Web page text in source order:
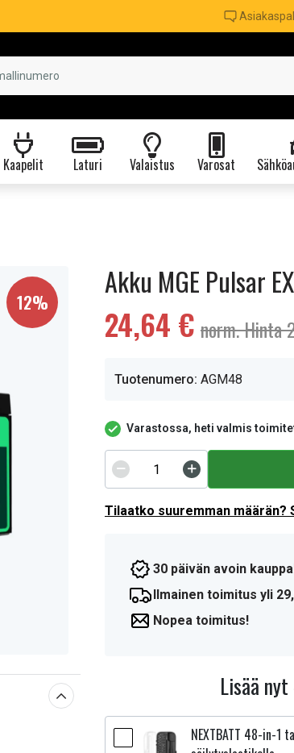
Kaapelit Laturi Valaistus Varosat
12%
Akku MGE Pulsar
24,64 € norm. Hinta
Tuotenumero: AGM48
Varastossa, heti valmis
Tilaatko suuremman määrän?
30 päivän avoin
Ilmainen toimitus yli
Nopea toimitus!
Lisää
NEXTBATT 48-in-1